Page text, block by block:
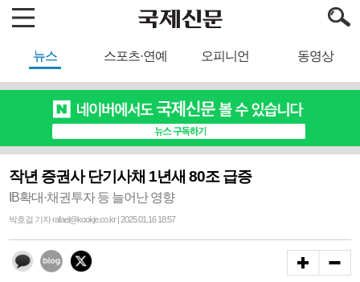
뉴스 스포츠·연예 오피니언 동영상
작년 증권사 단기사채 1년새 80조 급증
IB확대·채권투자 등 늘어난 영향
박호걸 기자 rafael@kookje.co.kr | 2025.01.16 18:57